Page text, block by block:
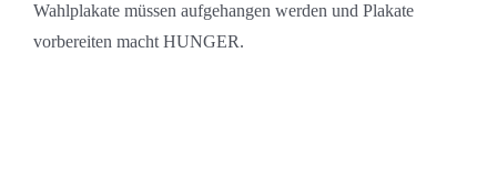
Wahlplakate müssen aufgehangen werden und Plakate
vorbereiten macht HUNGER.